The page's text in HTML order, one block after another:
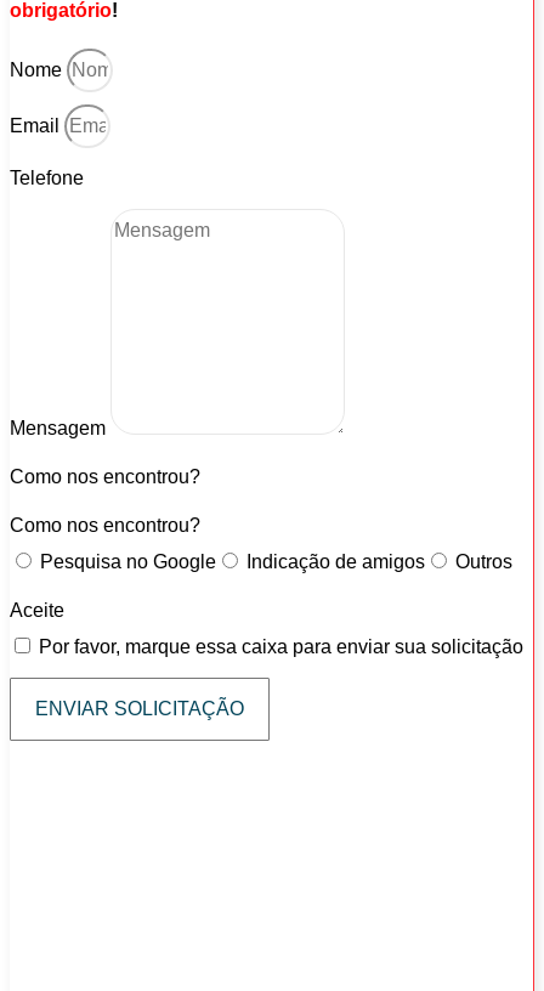
obrigatório!
Nome
Email
Telefone
Mensagem
Como nos encontrou?
Como nos encontrou?
Pesquisa no Google
Indicação de amigos Outros
Aceite
Por favor, marque essa caixa para enviar sua solicitação
ENVIAR SOLICITAÇÃO